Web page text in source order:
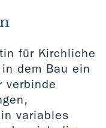
für Kirchliche
dem Bau ein
verbinde
variables